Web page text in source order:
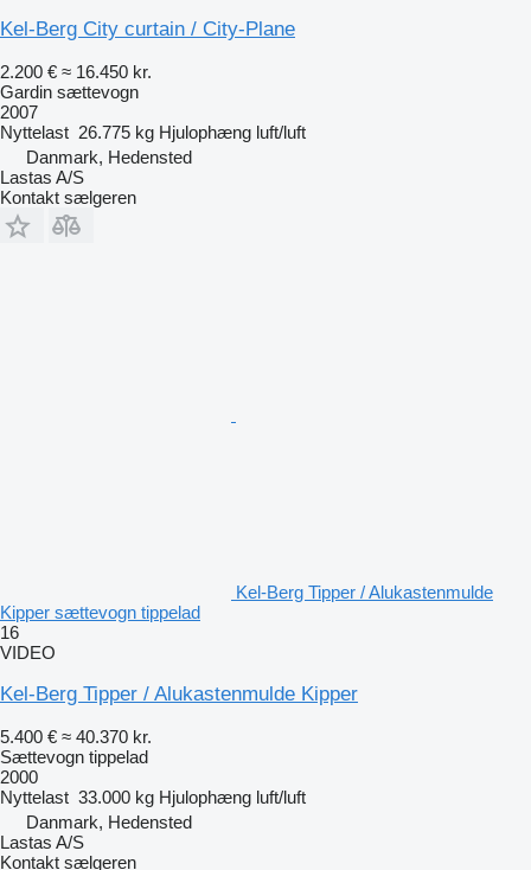
Kel-Berg City curtain / City-Plane
2.200 € ≈ 16.450 kr.
Gardin sættevogn
2007
Nyttelast 26.775 kg Hjulophæng luft/luft
Danmark, Hedensted
Lastas A/S
Kontakt sælgeren
Kel-Berg Tipper / Alukastenmulde
Kipper sættevogn tippelad
16
VIDEO
Kel-Berg Tipper / Alukastenmulde Kipper
5.400 € ≈ 40.370 kr.
Sættevogn tippelad
2000
Nyttelast 33.000 kg Hjulophæng luft/luft
Danmark, Hedensted
Lastas A/S
Kontakt sælgeren